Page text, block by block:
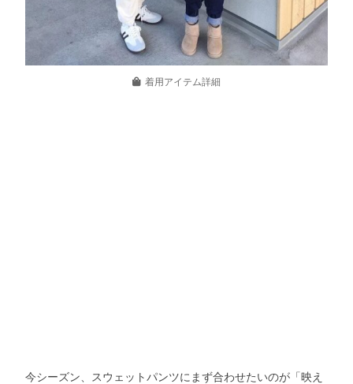
着用アイテム詳細
今シーズン、スウェットパンツにまず合わせたいのが「映え